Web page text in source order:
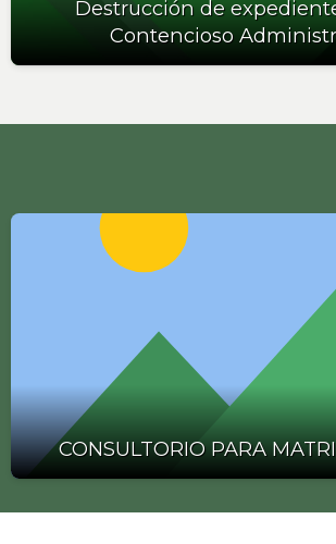
Destrucción de
Contencioso
CONSULTORIO PARA